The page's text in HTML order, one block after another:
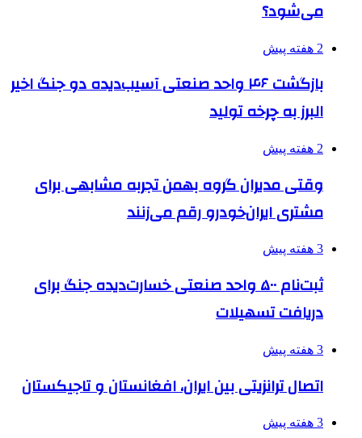
می‌شود؟
2 هفته پیش
بازگشت ۴۶ واحد صنعتی آسیب‌دیده دو جنگ اخیر
البرز به چرخه تولید
2 هفته پیش
وقتی مدیران گروه بهمن تجربه مشابهی برای
مشتری ایران‌خودرو رقم می‌زنند
3 هفته پیش
ثبت‌نام ۵۰۰ واحد صنعتی خسارت‌دیده جنگ برای
دریافت تسهیلات
3 هفته پیش
اتصال ترانزیتی بین ایران، افغانستان و تاجیکستان
3 هفته پیش